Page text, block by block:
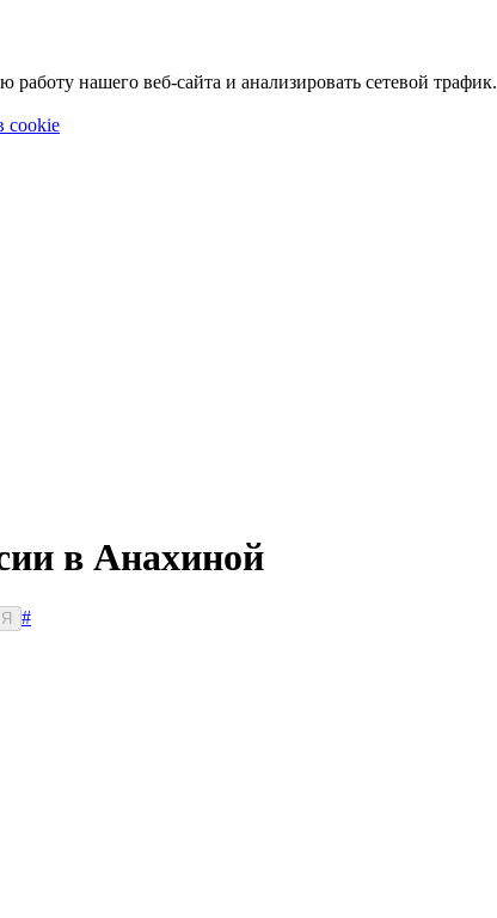
нашего веб-сайта и анализировать сетевой трафик.
cookie
в Анахиной
Я
#